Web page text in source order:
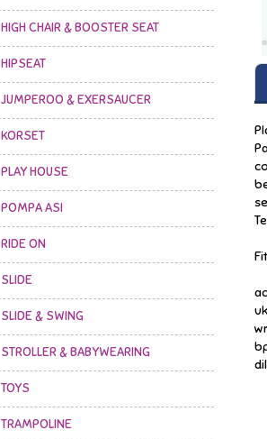
HIGH CHAIR & BOOSTER SEAT
HIPSEAT
JUMPEROO & EXERSAUCER
KORSET
PLAY HOUSE
POMPA ASI
RIDE ON
SLIDE
SLIDE & SWING
STROLLER & BABYWEARING
TOYS
TRAMPOLINE